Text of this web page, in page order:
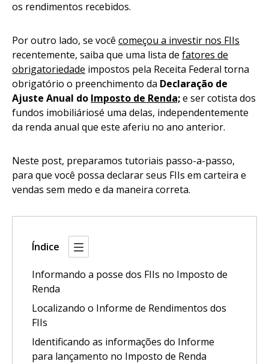
os rendimentos recebidos.
Por outro lado, se você começou a investir nos FIIs
recentemente, saiba que uma lista de fatores de
obrigatoriedade impostos pela Receita Federal torna
obrigatório o preenchimento da Declaração de
Ajuste Anual do Imposto de Renda;e ser cotista dos
fundos imobiliáriosé uma delas, independentemente
da renda anual que este aferiu no ano anterior.
Neste post, preparamos tutoriais passo-a-passo,
para que você possa declarar seus FIIs em carteira e
vendas sem medo e da maneira correta.
Índice
Informando a posse dos FIIs no Imposto de
Renda
Localizando o Informe de Rendimentos dos
FIIs
Identificando as informações do Informe
para lançamento no Imposto de Renda